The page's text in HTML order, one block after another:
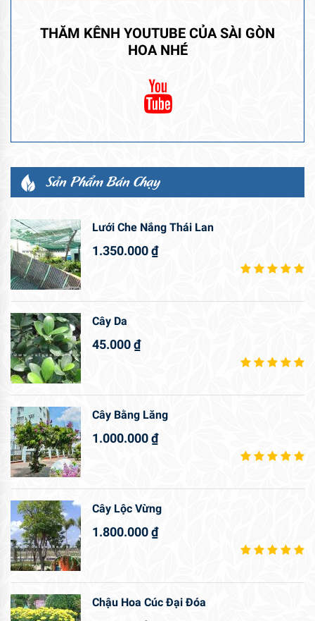
THĂM KÊNH YOUTUBE CỦA SÀI GÒN
HOA NHÉ
Sản Phẩm Bán Chạy
Lưới Che Nắng Thái Lan
1.350.000₫
Cây Da
45.000₫
Cây Bằng Lăng
1.000.000₫
Cây Lộc Vừng
1.800.000₫
Chậu Hoa Cúc Đại Đóa